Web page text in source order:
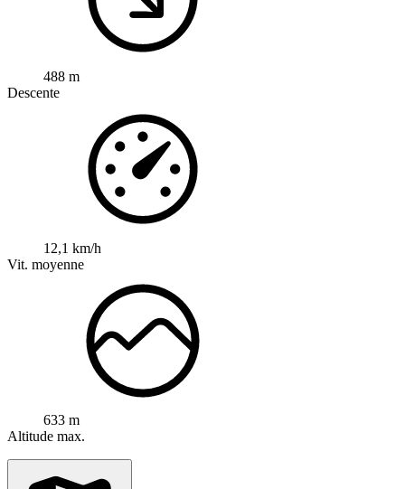
488 m
Descente
12,1 km/h
Vit. moyenne
633 m
Altitude max.